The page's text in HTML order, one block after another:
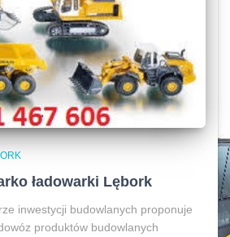
ładowarki Lębork
inwestycji budowlanych proponuje
produktów budowlanych